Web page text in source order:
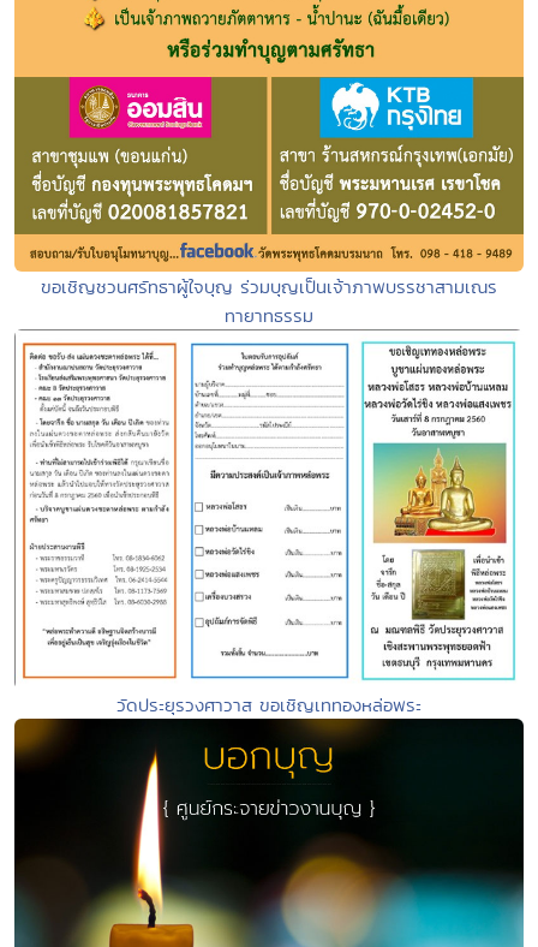
ขอเชิญชวนศรัทธาผู้ใจบุญ ร่วมบุญเป็นเจ้าภาพบรรชาสามเณร
ทายาทธรรม
วัดประยุรวงศาวาส ขอเชิญเททองหล่อพระ